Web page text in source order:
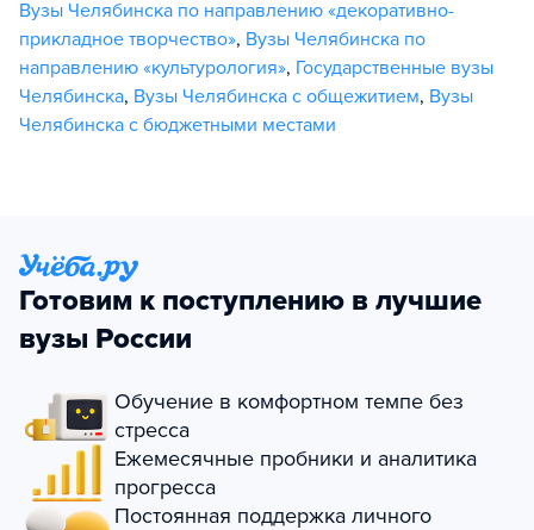
Вузы Челябинска по направлению «декоративно-
прикладное творчество», Вузы Челябинска по
направлению «культурология», Государственные вузы
Челябинска, Вузы Челябинска с общежитием, Вузы
Челябинска с бюджетными местами
Готовим к поступлению в лучшие
вузы России
Обучение в комфортном темпе без
стресса
Ежемесячные пробники и аналитика
прогресса
Постоянная поддержка личного